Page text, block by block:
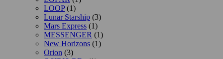
LOOP(1)
Lunar Starship (3)
Mars Express (1)
MESSENGER (1)
New Horizons (1)
Orion (3)